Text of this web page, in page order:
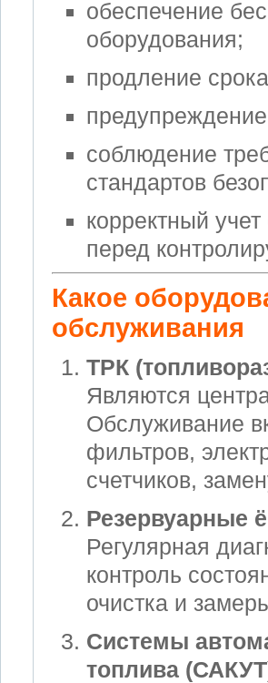
обеспечение
оборудования;
продление
соблюдение
стандартов
корректный
перед
Какое
обслуживания
ТРК
Являются
Обслуживание
фильтров,
счетчиков,
Резервуарные
Регулярная
контроль
очистка и
Системы
топлива